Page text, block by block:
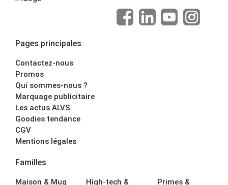
Pages principales
Contactez-nous
Promos
Qui sommes-nous ?
Marquage publicitaire
Les actus ALVS
Goodies tendance
CGV
Mentions légales
Familles
Maison & Mug High-tech & Primes &